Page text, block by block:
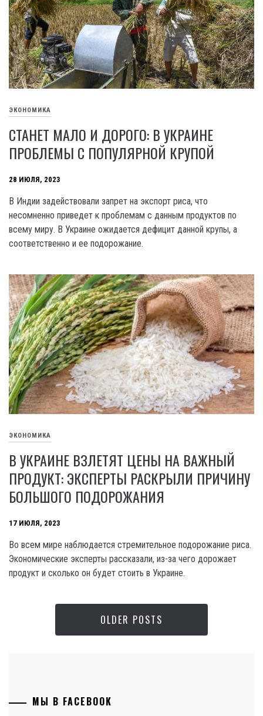
ЭКОНОМИКА
СТАНЕТ МАЛО И ДОРОГО: В УКРАИНЕ
ПРОБЛЕМЫ С ПОПУЛЯРНОЙ КРУПОЙ
28 ИЮЛЯ, 2023
В Индии задействовали запрет на экспорт риса, что
несомненно приведет к проблемам с данным продуктов по
всему миру. В Украине ожидается дефицит данной крупы, а
соответственно и ее подорожание.
ЭКОНОМИКА
В УКРАИНЕ ВЗЛЕТЯТ ЦЕНЫ НА ВАЖНЫЙ
ПРОДУКТ: ЭКСПЕРТЫ РАСКРЫЛИ ПРИЧИНУ
БОЛЬШОГО ПОДОРОЖАНИЯ
17 ИЮЛЯ, 2023
Во всем мире наблюдается стремительное подорожание риса.
Экономические эксперты рассказали, из-за чего дорожает
продукт и сколько он будет стоить в Украине.
OLDER POSTS
МЫ В FACEBOOK